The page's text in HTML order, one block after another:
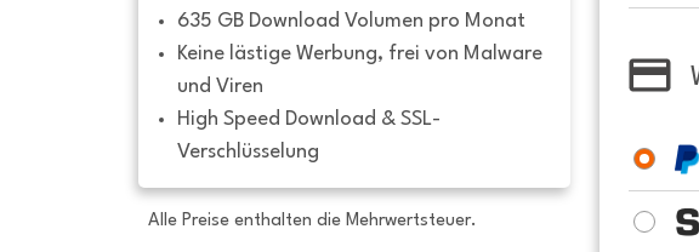
635 GB Download Volumen pro Monat
Keine lästige Werbung, frei von Malware
und Viren
High Speed Download & SSL-
Verschlüsselung
Alle Preise enthalten die Mehrwertsteuer.